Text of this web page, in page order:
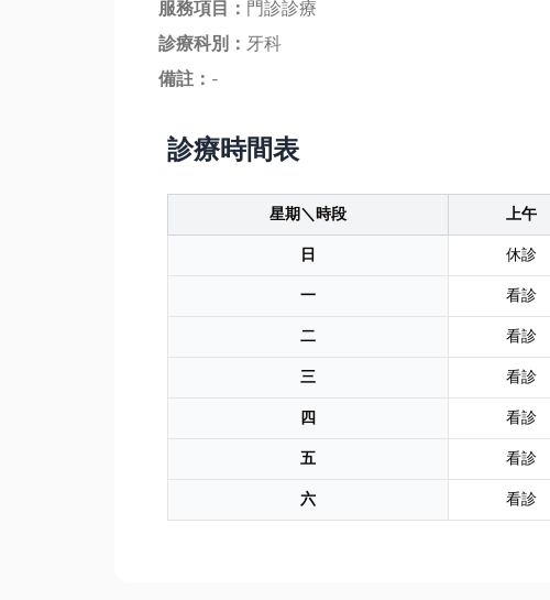
服務項目： 門診診療
診療科別： 牙科
備註： -
診療時間表
星期＼時段 上午
日
休診
一
看診
二
看診
三
看診
四
看診
五
看診
六
看診